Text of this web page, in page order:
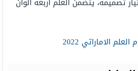
الاماراتي 2022